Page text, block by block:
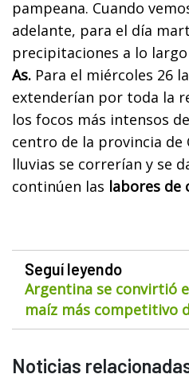
pampeana. Cuando
adelante, para el día
precipitaciones a lo
As. Para el miércoles 26
extenderían por toda la
los focos más intensos
centro de la provincia de
lluvias se correrían y se
continúen las labores de
Seguí leyendo
Argentina se convirtió
maíz más competitivo
Noticias